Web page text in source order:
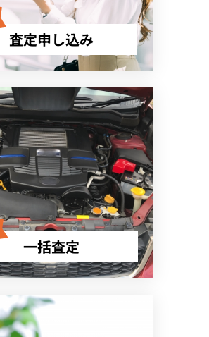
査定申し込み
一括査定